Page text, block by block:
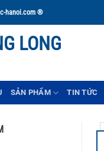
hanoi.com ®
SẢN PHẨM TIN TỨC